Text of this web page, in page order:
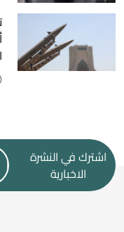
اشترك في النشرة
الاخبارية